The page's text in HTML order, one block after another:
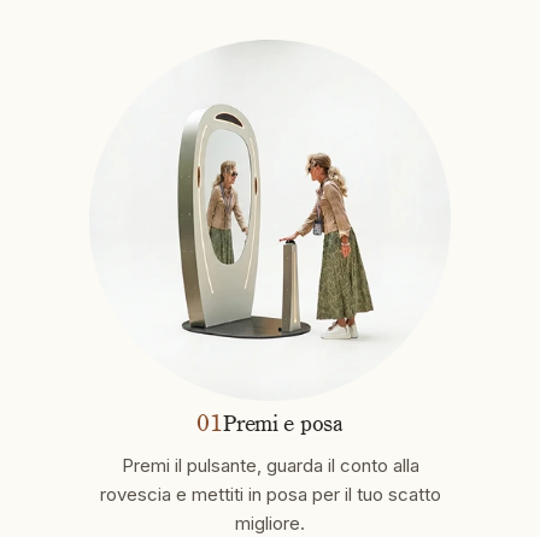
01Premi e posa
Premi il pulsante, guarda il conto alla
rovescia e mettiti in posa per il tuo scatto
migliore.